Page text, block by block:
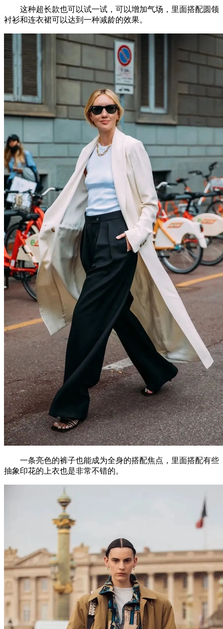
这种超长款也可以试一试，可以增加气场，里面搭配圆领
衬衫和连衣裙可以达到一种减龄的效果。
一条亮色的裤子也能成为全身的搭配焦点，里面搭配有些
抽象印花的上衣也是非常不错的。